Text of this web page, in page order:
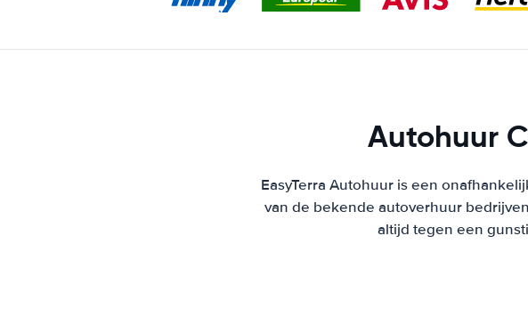
Autohuur
EasyTerra Autohuur is een
van de bekende autoverhuur
altijd tegen een